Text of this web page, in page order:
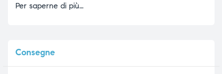
Per saperne di più…
Consegne